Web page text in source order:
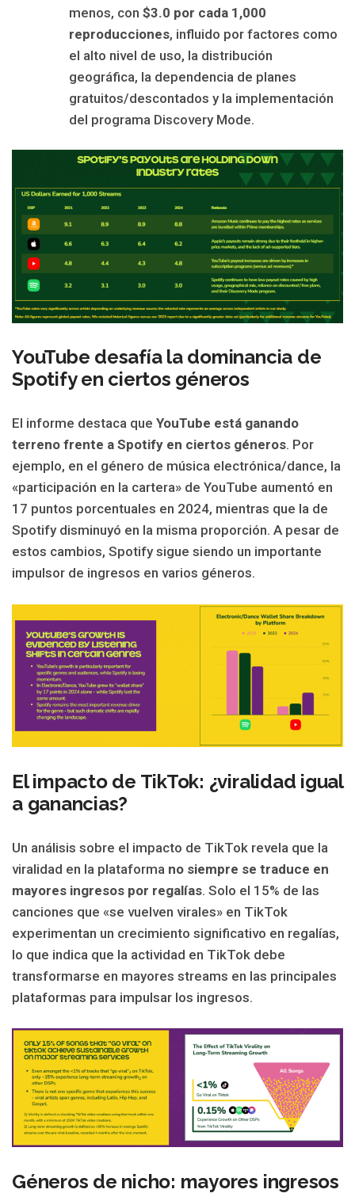
menos, con $3.0 por cada 1,000
reproducciones, influido por factores como
el alto nivel de uso, la distribución
geográfica, la dependencia de planes
gratuitos/descontados y la implementación
del programa Discovery Mode.
YouTube desafía la dominancia de
Spotify en ciertos géneros
El informe destaca que YouTube está ganando
terreno frente a Spotify en ciertos géneros. Por
ejemplo, en el género de música electrónica/dance, la
«participación en la cartera» de YouTube aumentó en
17 puntos porcentuales en 2024, mientras que la de
Spotify disminuyó en la misma proporción. A pesar de
estos cambios, Spotify sigue siendo un importante
impulsor de ingresos en varios géneros.
El impacto de TikTok: ¿viralidad igual
a ganancias?
Un análisis sobre el impacto de TikTok revela que la
viralidad en la plataforma no siempre se traduce en
mayores ingresos por regalías. Solo el 15% de las
canciones que «se vuelven virales» en TikTok
experimentan un crecimiento significativo en regalías,
lo que indica que la actividad en TikTok debe
transformarse en mayores streams en las principales
plataformas para impulsar los ingresos.
Géneros de nicho: mayores ingresos